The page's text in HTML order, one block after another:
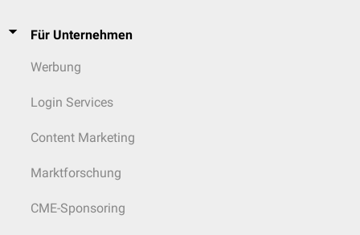
Für Unternehmen
Werbung
Login Services
Content Marketing
Marktforschung
CME-Sponsoring